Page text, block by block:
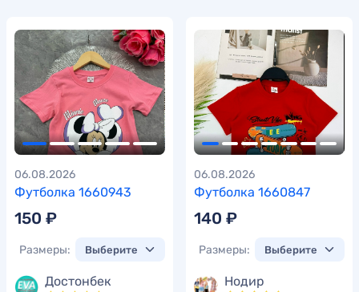
Футболка 1660943
06.08.2026
150 ₽
Размеры:
Достонбек
Футболка 1660847
06.08.2026
140 ₽
Размеры:
Нодир